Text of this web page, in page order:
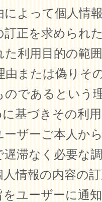
よって個人情
正を求められ
利用目的の範
または偽りそ
のであるという
に基づきその利
ーザーご本人か
滞なく必要な
情報の内容の
ユーザーに通